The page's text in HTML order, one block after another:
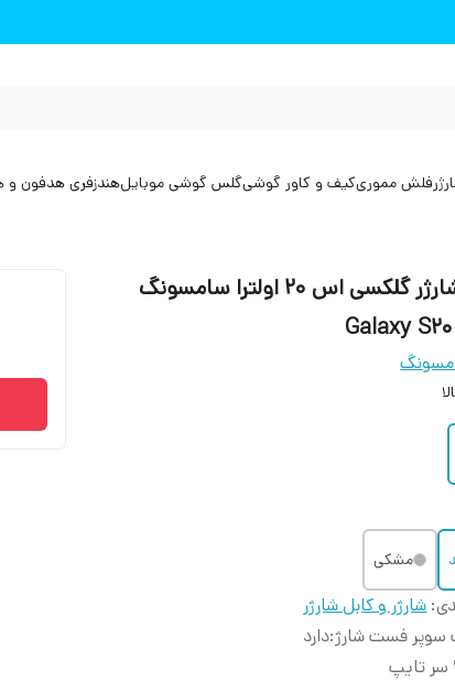
فلش مموریکیف و کاور گوشیگلس گوشی موبایلهندزفری هدفون
کابل شارژر گلکسی اس 20 اولترا سامسونگ
Galaxy
مشکی
:شارژر و کابل شارژر
سوپر فست شارژ:دارد